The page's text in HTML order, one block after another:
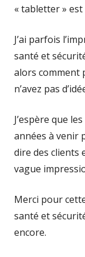
« tabletter »
J’ai parfois
santé et
alors comment
n’avez pas
J’espère que
années à venir
dire des clients
vague
Merci pour
santé et
encore.